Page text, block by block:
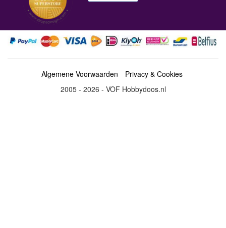
Algemene Voorwaarden
Privacy & Cookies
2005 - 2026 - VOF Hobbydoos.nl